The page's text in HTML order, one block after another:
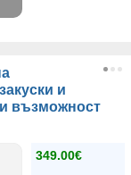
и
възможност
349.00€